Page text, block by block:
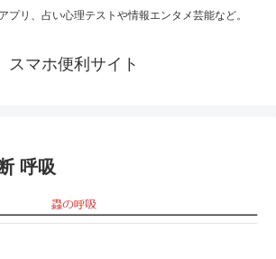
プリ、占い心理テストや情報エンタメ芸能など。
スマホ便利サイト
呼吸